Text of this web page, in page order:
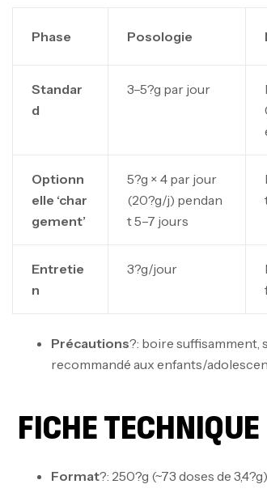
Phase Posologie
Standar
d
3–5?g par jour
Optionn
elle ‘char
gement’
5?g × 4 par jour
(20?g/j) pendan
t 5–7 jours
Entretie
n
3?g/jour
Précautions?: boire suffisamment,
recommandé aux enfants/
FICHE TECHNIQUE
Format?: 250?g (~73 doses de 3,4?g)